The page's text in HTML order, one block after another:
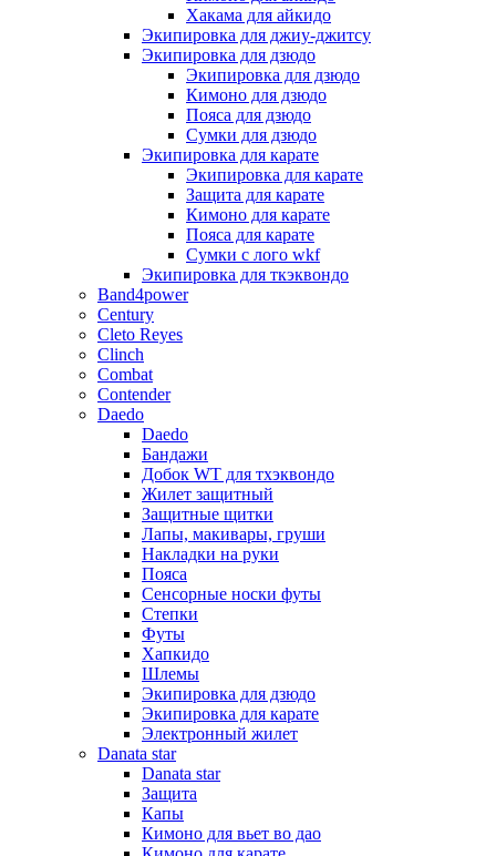
Хакама для айкидо
Экипировка для джиу-джитсу
Экипировка для дзюдо
Экипировка для дзюдо
Кимоно для дзюдо
Пояса для дзюдо
Сумки для дзюдо
Экипировка для карате
Экипировка для карате
Защита для карате
Кимоно для карате
Пояса для карате
Сумки с лого wkf
Экипировка для ткэквондо
Band4power
Century
Cleto Reyes
Clinch
Combat
Contender
Daedo
Daedo
Бандажи
Добок WT для тхэквондо
Жилет защитный
Защитные щитки
Лапы, макивары, груши
Накладки на руки
Пояса
Сенсорные носки футы
Степки
Футы
Хапкидо
Шлемы
Экипировка для дзюдо
Экипировка для карате
Электронный жилет
Danata star
Danata star
Защита
Капы
Кимоно для вьет во дао